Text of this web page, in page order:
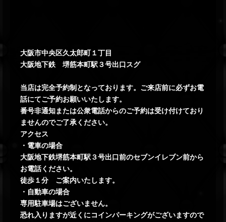
大阪市中央区久太郎町１丁目
大阪地下鉄 堺筋本町駅３号出口スグ
当店は完全予約制となっております。ご来店前に必ずお電
話にてご予約お願いいたします。
番号非通知または公衆電話からのご予約は受け付けており
ませんのでご了承ください。
アクセス
・電車の場合
大阪地下鉄堺筋本町駅３号出口前のセブンイレブン前から
お電話ください。
徒歩１分 ご案内いたします。
・自動車の場合
専用駐車場はございません。
恐れ入りますが近くにコインパーキングがございますので